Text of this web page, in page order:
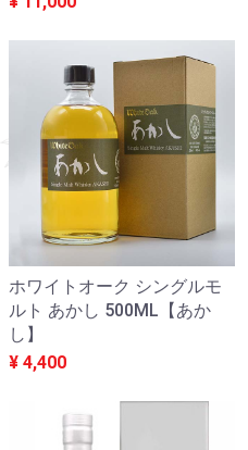
ホワイトオーク シングルモ
ルト あかし 500ML【あか
し】
¥ 4,400